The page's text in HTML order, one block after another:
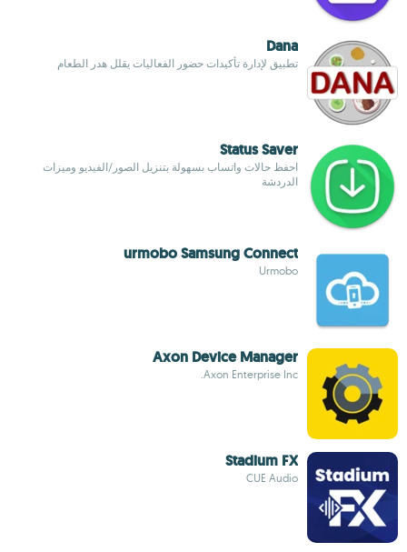
Dana
تطبيق لإدارة تأكيدات حضور الفعاليات يقلل هدر الطعام
Status Saver
احفظ حالات واتساب بسهولة بتنزيل الصور/الفيديو وميزات
الدردشة
urmobo Samsung Connect
Urmobo
Axon Device Manager
Axon Enterprise Inc.
Stadium FX
CUE Audio